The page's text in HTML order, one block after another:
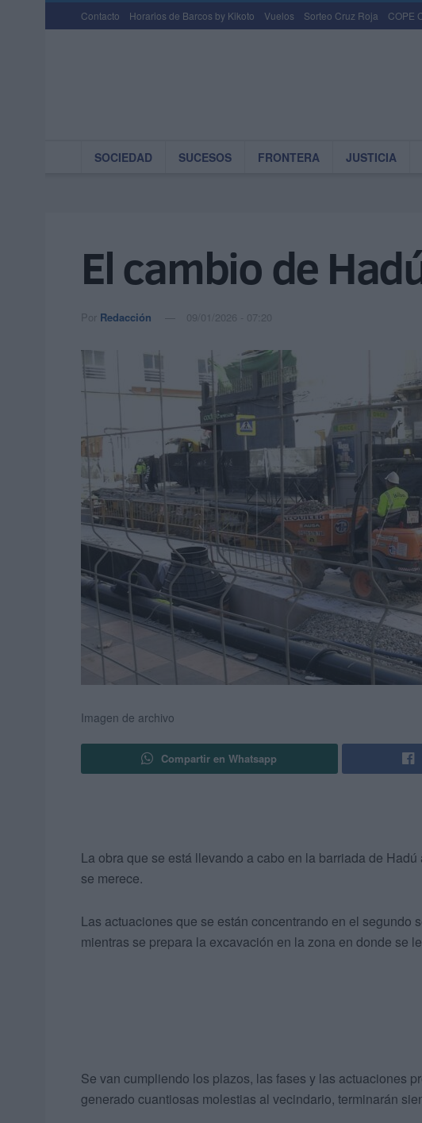
Contacto Horarios de Barcos by Kikoto Vuelos Sorteo Cruz Roja COPE
SOCIEDAD SUCESOS FRONTERA JUSTICIA
El cambio de
Por Redacción 09/01/2026 - 07:20
Imagen de archivo
Compartir en Whatsapp
La obra que se está llevando a cabo en la barriada de
se merece.
Las actuaciones que se están concentrando en el segundo
mientras se prepara la excavación en la zona en donde se
Se van cumpliendo los plazos, las fases y las actuaciones
generado cuantiosas molestias al vecindario, terminarán